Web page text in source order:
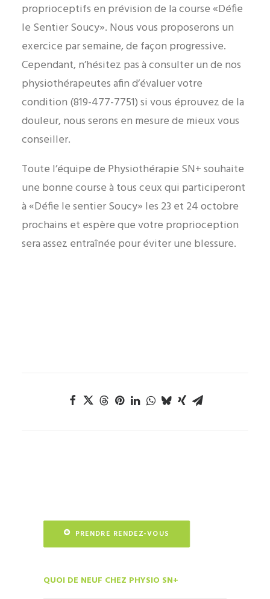
proprioceptifs en prévision de la course «Défie
le Sentier Soucy». Nous vous proposerons un
exercice par semaine, de façon progressive.
Cependant, n’hésitez pas à consulter un de nos
physiothérapeutes afin d’évaluer votre
condition (819-477-7751) si vous éprouvez de la
douleur, nous serons en mesure de mieux vous
conseiller.
Toute l’équipe de Physiothérapie SN+ souhaite
une bonne course à tous ceux qui participeront
à «Défie le sentier Soucy» les 23 et 24 octobre
prochains et espère que votre proprioception
sera assez entraînée pour éviter une blessure.
PRENDRE RENDEZ-VOUS
QUOI DE NEUF CHEZ PHYSIO SN+